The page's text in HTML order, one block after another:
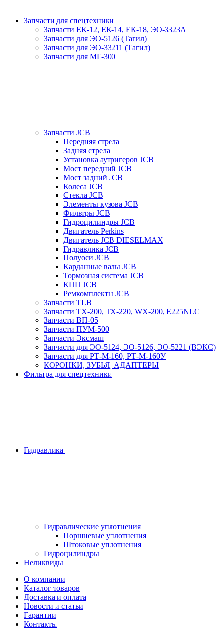
Запчасти для спецтехники
Запчасти ЕК-12, ЕК-14, ЕК-18, ЭО-3323А
Запчасти для ЭО-5126 (Тагил)
Запчасти для ЭО-33211 (Тагил)
Запчасти для МГ-300
Запчасти JCB
Передняя стрела
Задняя стрела
Установка аутригеров JCB
Мост передний JCB
Мост задний JCB
Колеса JCB
Стекла JCB
Элементы кузова JCB
Фильтры JCB
Гидроцилиндры JCB
Двигатель Perkins
Двигатель JCB DIESELMAX
Гидравлика JCB
Полуоси JCB
Карданные валы JCB
Тормозная система JCB
КПП JCB
Ремкомплекты JCB
Запчасти TLB
Запчасти TX-200, TX-220, WX-200, E225NLC
Запчасти ВП-05
Запчасти ПУМ-500
Запчасти Эксмаш
Запчасти для ЭО-5124, ЭО-5126, ЭО-5221 (ВЭКС)
Запчасти для РТ-М-160, РТ-М-160У
КОРОНКИ, ЗУБЬЯ, АДАПТЕРЫ
Фильтра для спецтехники
Гидравлика
Гидравлические уплотнения
Поршневые уплотнения
Штоковые уплотнения
Гидроцилиндры
Неликвиды
О компании
Каталог товаров
Доставка и оплата
Новости и статьи
Гарантии
Контакты